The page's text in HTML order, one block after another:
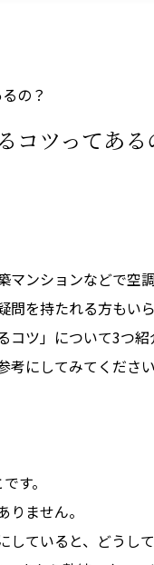
の？
コツってある
ンションなどで空
を持たれる方もい
ツ」について3つ紹
にしてみてください
す。
ません。
ていると、どうし